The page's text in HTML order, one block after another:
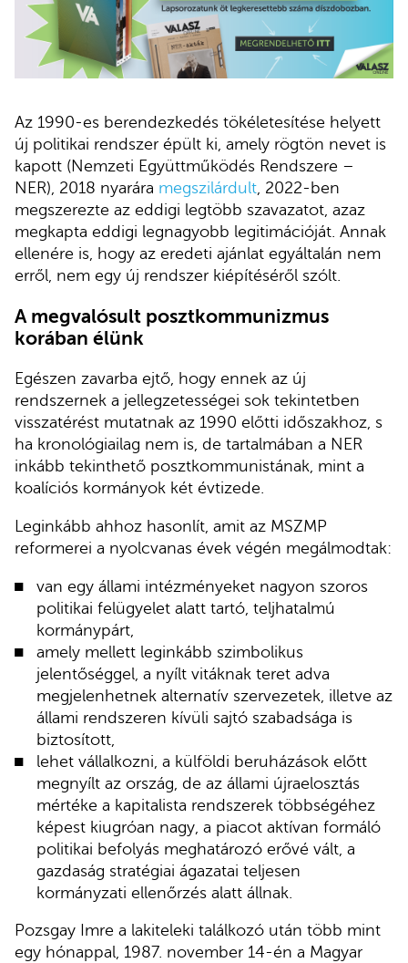
Az 1990-es berendezkedés tökéletesítése helyett
új politikai rendszer épült ki, amely rögtön nevet is
kapott (Nemzeti Együttműködés Rendszere –
NER), 2018 nyarára megszilárdult, 2022-ben
megszerezte az eddigi legtöbb szavazatot, azaz
megkapta eddigi legnagyobb legitimációját. Annak
ellenére is, hogy az eredeti ajánlat egyáltalán nem
erről, nem egy új rendszer kiépítéséről szólt.
A megvalósult posztkommunizmus
korában élünk
Egészen zavarba ejtő, hogy ennek az új
rendszernek a jellegzetességei sok tekintetben
visszatérést mutatnak az 1990 előtti időszakhoz, s
ha kronológiailag nem is, de tartalmában a NER
inkább tekinthető posztkommunistának, mint a
koalíciós kormányok két évtizede.
Leginkább ahhoz hasonlít, amit az MSZMP
reformerei a nyolcvanas évek végén megálmodtak:
van egy állami intézményeket nagyon szoros
politikai felügyelet alatt tartó, teljhatalmú
kormánypárt,
amely mellett leginkább szimbolikus
jelentőséggel, a nyílt vitáknak teret adva
megjelenhetnek alternatív szervezetek, illetve az
állami rendszeren kívüli sajtó szabadsága is
biztosított,
lehet vállalkozni, a külföldi beruházások előtt
megnyílt az ország, de az állami újraelosztás
mértéke a kapitalista rendszerek többségéhez
képest kiugróan nagy, a piacot aktívan formáló
politikai befolyás meghatározó erővé vált, a
gazdaság stratégiai ágazatai teljesen
kormányzati ellenőrzés alatt állnak.
Pozsgay Imre a lakiteleki találkozó után több mint
egy hónappal, 1987. november 14-én a Magyar